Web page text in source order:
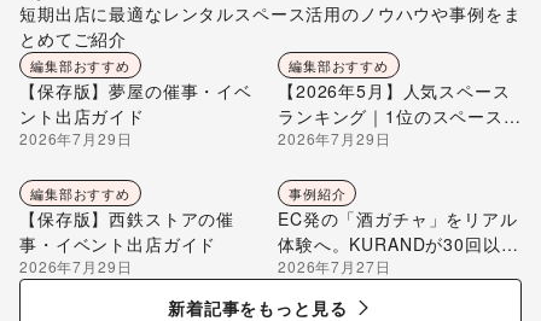
短期出店に最適なレンタルスペース活用のノウハウや事例をま
とめてご紹介
編集部おすすめ
【保存版】夢屋の催事・イベ
ント出店ガイド
2026年7月29日
編集部おすすめ
【2026年5月】人気スペース
ランキング｜1位のスペースを
編集部が解説
2026年7月29日
編集部おすすめ
【保存版】西鉄ストアの催
事・イベント出店ガイド
2026年7月29日
事例紹介
EC発の「酒ガチャ」をリアル
体験へ。KURANDが30回以上
のポップアップ出店で届け
る“新しいお酒との出会い”
2026年7月27日
新着記事をもっと見る